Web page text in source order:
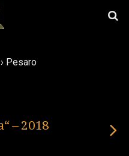
Pesaro
– 2018